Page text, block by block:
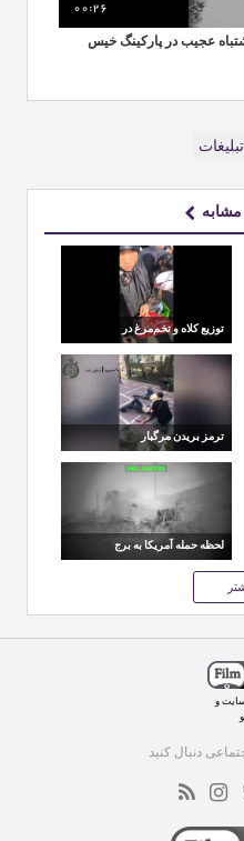
00:26
عجیب در پارکینگ خیس
مشابه
توزیع کلاه و تخم‌مرغ در
مراسم وداع رهبر شهید
ترمز بریدن مرگبار
اتوبوس در خیابان
ولیعصر +18
لحظه حمله آمریکا به برج
مراقبت چابهار
و
دنبال کنید